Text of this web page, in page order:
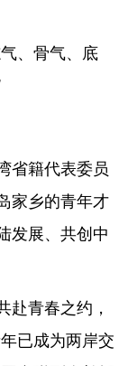
、骨气、底
籍代表委员
家乡的青年才
发展、共创中
青春之约，
已成为两岸交